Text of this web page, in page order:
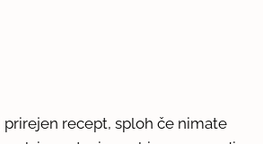
prirejen recept, sploh če nimate